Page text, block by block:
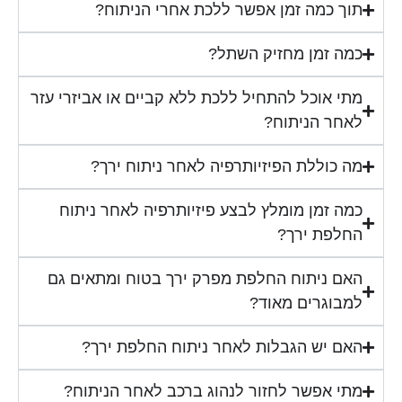
תוך כמה זמן אפשר ללכת אחרי הניתוח?
כמה זמן מחזיק השתל?
מתי אוכל להתחיל ללכת ללא קביים או אביזרי עזר
לאחר הניתוח?
מה כוללת הפיזיותרפיה לאחר ניתוח ירך?
כמה זמן מומלץ לבצע פיזיותרפיה לאחר ניתוח
החלפת ירך?
האם ניתוח החלפת מפרק ירך בטוח ומתאים גם
למבוגרים מאוד?
האם יש הגבלות לאחר ניתוח החלפת ירך?
מתי אפשר לחזור לנהוג ברכב לאחר הניתוח?